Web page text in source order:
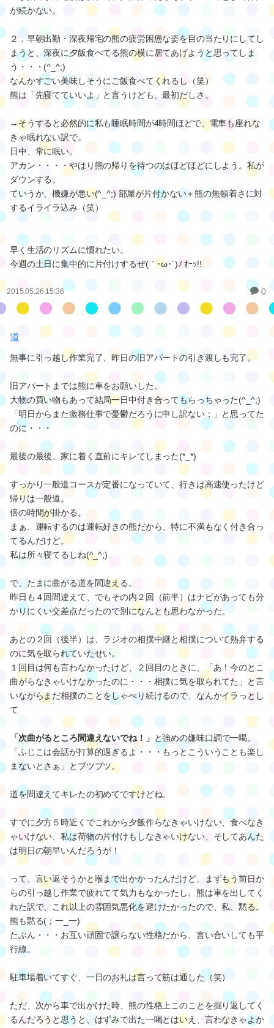
が続かない。
２．早朝出勤・深夜帰宅の熊の疲労困憊な姿を目の当たりにしてし
まうと、深夜に夕飯食べてる熊の横に居てあげようと思ってしま
う・・・(^_^;)
なんかすごい美味しそうにご飯食べてくれるし（笑）
熊は「先寝てていいよ」と言うけども。最初だしさ。
→そうすると必然的に私も睡眠時間が4時間ほどで、電車も座れな
きゃ眠れない訳で。
日中、常に眠い。
アカン・・・・やはり熊の帰りを待つのはほどほどにしよう。私が
ダウンする。
ていうか、機嫌が悪い(^_^;) 部屋が片付かない＋熊の無頓着さに対
するイライラ込み（笑）
早く生活のリズムに慣れたい。
今週の土日に集中的に片付けするぜ(｀･ω･´)ﾉ ｵｰｯ!!
2015.05.26 15:36 0
道
無事に引っ越し作業完了、昨日の旧アパートの引き渡しも完了。
旧アパートまでは熊に車をお願いした。
大物の買い物もあって結局一日中付き合ってもらっちゃった(^_^;)
「明日からまた激務仕事で憂鬱だろうに申し訳ない；」と思ってた
のに・・・
最後の最後、家に着く直前にキレてしまった(*_*)
すっかり一般道コースが定番になっていて、行きは高速使ったけど
帰りは一般道。
倍の時間が掛かる。
まぁ、運転するのは運転好きの熊だから、特に不満もなく付き合っ
てるんだけど。
私は所々寝てるしね(^_^;)
で、たまに曲がる道を間違える。
昨日も４回間違えて、でもその内２回（前半）はナビがあっても分
かりにくい交差点だったので別になんとも思わなかった。
あとの２回（後半）は、ラジオの相撲中継と相撲について熱弁する
のに気を取られていたせい。
１回目は何も言わなかったけど、２回目のときに、「あ！今のとこ
曲がらなきゃいけなかったのに・・・相撲に気を取られてた」と言
いながらまだ相撲のことをしゃべり続けるので、なんかイラっとし
て
「次曲がるところ間違えないでね！」 と強めの嫌味口調で一喝。
「ふじこは会話が打算的過ぎるよ・・・もっとこういうことも楽し
まないとさぁ」とブツブツ。
道を間違えてキレたの初めてですけどね。
すでに夕方５時近くでこれから夕飯作らなきゃいけない、食べなき
ゃいけない、私は荷物の片付けもしなきゃいけない、そしてあんた
は明日の朝早いんだろうが！
って、言い返そうかと喉まで出かかったんだけど、まずもう前日か
らの引っ越し作業で疲れてて気力もなかったし、熊は車を出してく
れた訳で、これ以上の雰囲気悪化を避けたかったので、私、黙る。
熊も黙る(；一_一)
たぶん・・・お互い頑固で譲らない性格だから、言い合いしても平
行線。
駐車場着いてすぐ、一日のお礼は言って筋は通した（笑）
ただ、次から車で出かけた時、熊の性格上このことを掘り返してく
るんだろうと思うと、はずみで出た一喝とはいえ、言わなきゃよか